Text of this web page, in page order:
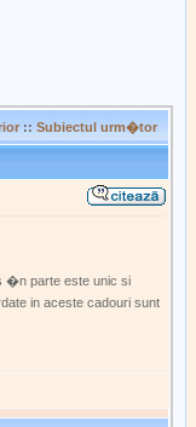
:: Subiectul urm�tor
�n parte este unic si
in aceste cadouri sunt